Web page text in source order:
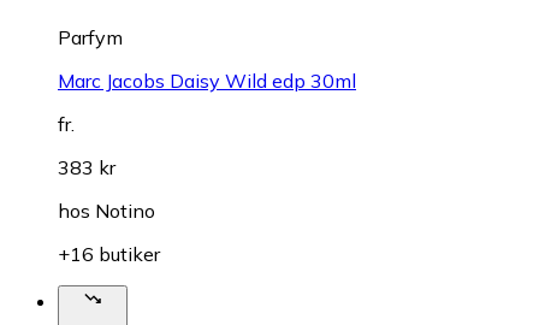
Parfym
Marc Jacobs Daisy Wild edp 30ml
fr.
383 kr
hos Notino
+16 butiker